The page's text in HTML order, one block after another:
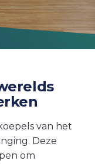
van het
Deze
om